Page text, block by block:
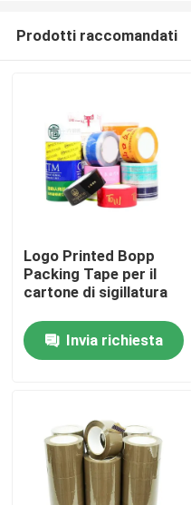
Prodotti
Video
Giro della fabbrica
Prodotti raccomandati
Logo Printed Bopp
Packing Tape per il
cartone di sigillatura
Invia richiesta